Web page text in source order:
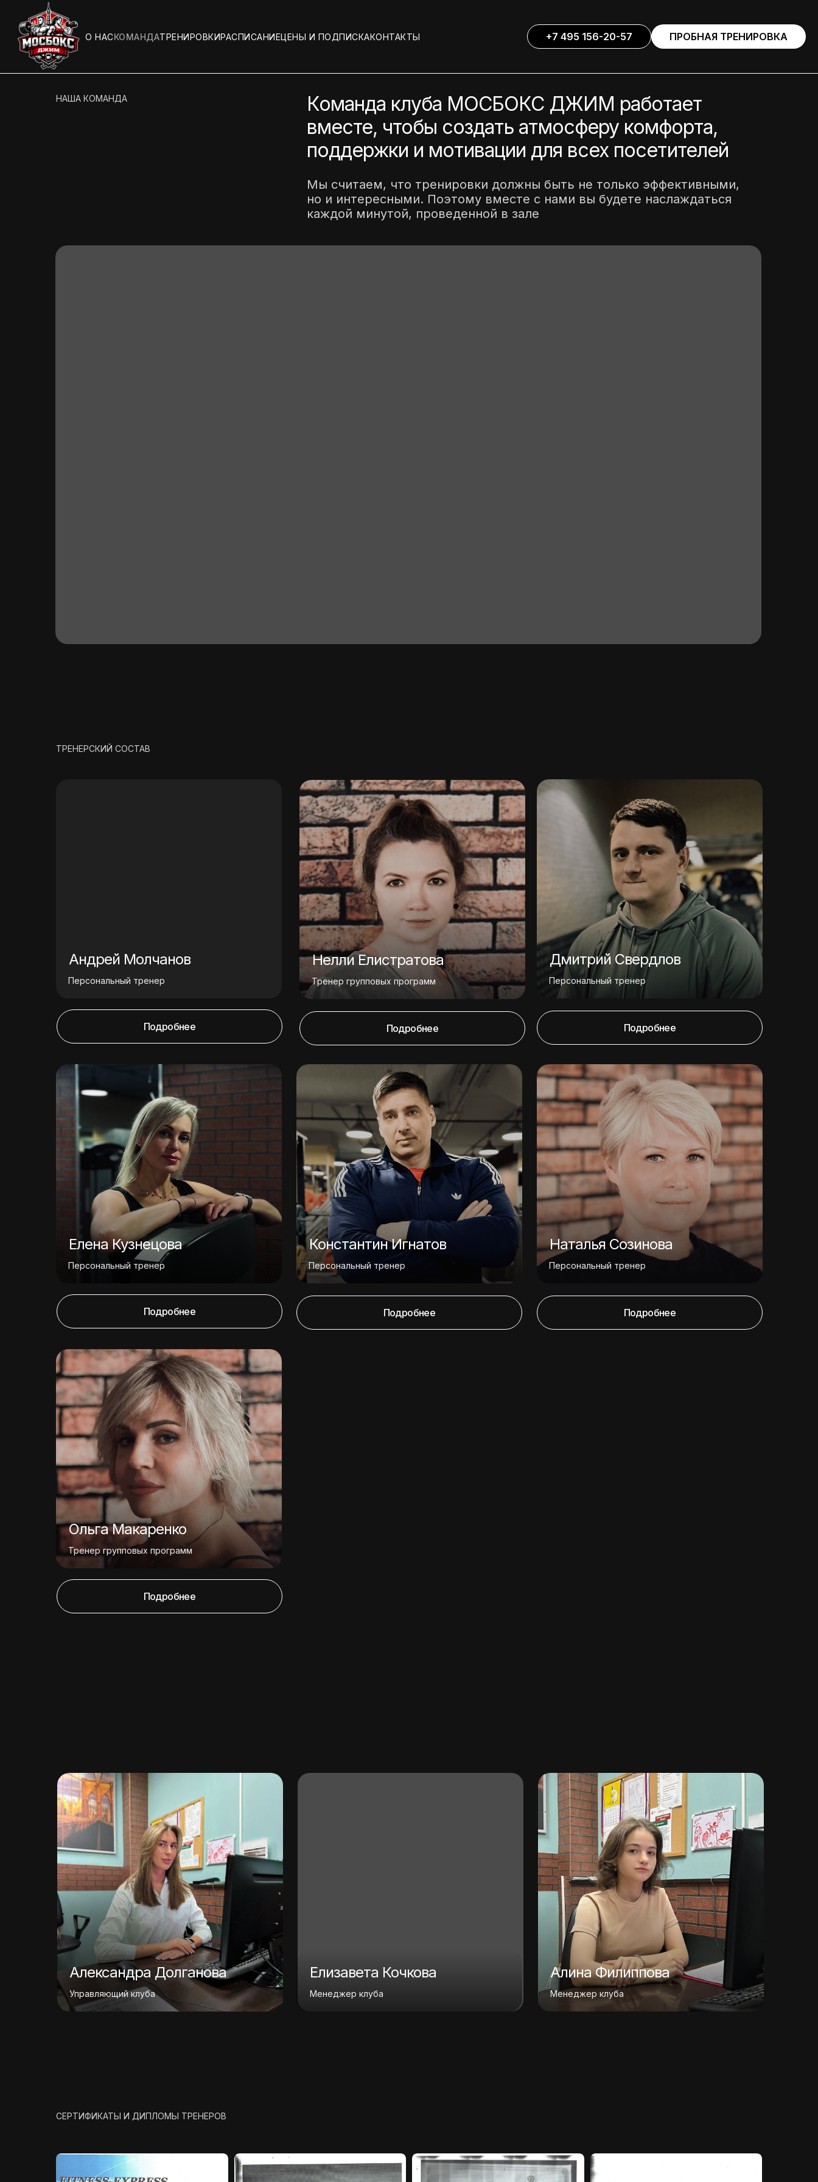
О НАСКОМАНДАТРЕНИРОВКИРАСПИСАНИЕЦЕНЫ И ПОДПИСКАКОНТАКТЫ +7 495 156-20-57 ПРОБНАЯ ТРЕНИРОВКА
Команда клуба МОСБОКС ДЖИМ работает
вместе, чтобы создать атмосферу комфорта,
поддержки и мотивации для всех посетителей
НАША КОМАНДА
Мы считаем, что тренировки должны быть не только эффективными,
но и интересными. Поэтому вместе с нами вы будете наслаждаться
каждой минутой, проведенной в зале
ТРЕНЕРСКИЙ СОСТАВ
Персональный тренер
Андрей Молчанов
Подробнее Подробнее
Тренер групповых программ
Подробнее
Нелли Елистратова Дмитрий Свердлов
Персональный тренер
Персональный тренер Персональный тренер Персональный тренер
Елена Кузнецова
Подробнее Подробнее Подробнее
Константин Игнатов Наталья Созинова
Тренер групповых программ
Ольга Макаренко
Подробнее
Управляющий клуба Менеджер клуба Менеджер клуба
Александра Долганова Елизавета Кочкова Алина Филиппова
СЕРТИФИКАТЫ И ДИПЛОМЫ ТРЕНЕРОВ